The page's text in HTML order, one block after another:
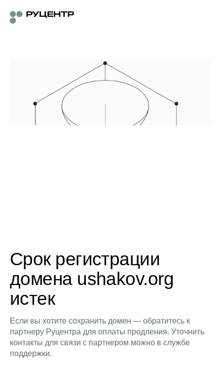
Срок регистрации
домена ushakov.org
истек
Если вы хотите сохранить домен — обратитесь к
партнеру Руцентра для оплаты продления. Уточнить
контакты для связи с партнером можно в службе
поддержки.